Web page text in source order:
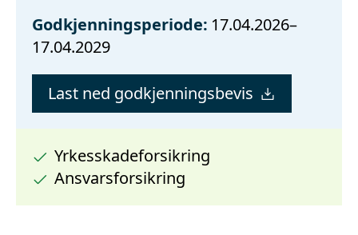
Godkjenningsperiode: 17.04.2026–
17.04.2029
Last ned godkjenningsbevis
Yrkesskadeforsikring
Ansvarsforsikring